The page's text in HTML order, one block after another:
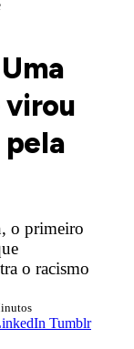
virou
o primeiro
o racismo
Tumblr